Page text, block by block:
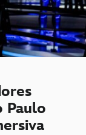
Paulo